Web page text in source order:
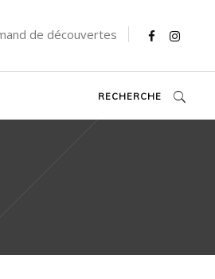
de découvertes
RECHERCHE